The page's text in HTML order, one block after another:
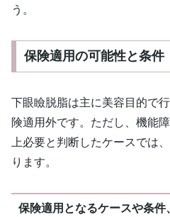
う。
保険適用の可能性と条件
下眼瞼脱脂は主に美容目的で
険適用外です。ただし、機能
上必要と判断したケースでは
ります。
保険適用となるケースや条件